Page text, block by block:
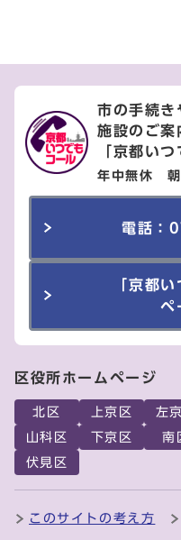
市の手続き
施設のご案
「京都いつ
年中無休 朝
電話：
「京都
ペ
区役所ホームページ
北区 上京区 左
山科区
下京区 南
伏見区
このサイトの考え方